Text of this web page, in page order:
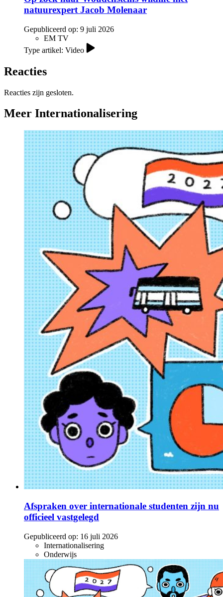
natuurexpert Jacob Molenaar
Gepubliceerd op: 9 juli 2026
EM TV
Type artikel: Video
Reacties
Reacties zijn gesloten.
Meer Internationalisering
Afspraken over internationale studenten zijn nu
officieel vastgelegd
Gepubliceerd op: 16 juli 2026
Internationalisering
Onderwijs